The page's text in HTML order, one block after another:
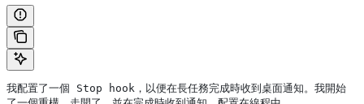
我配置了一個 Stop hook，以便在長任務完成時收到桌面通知。我開始